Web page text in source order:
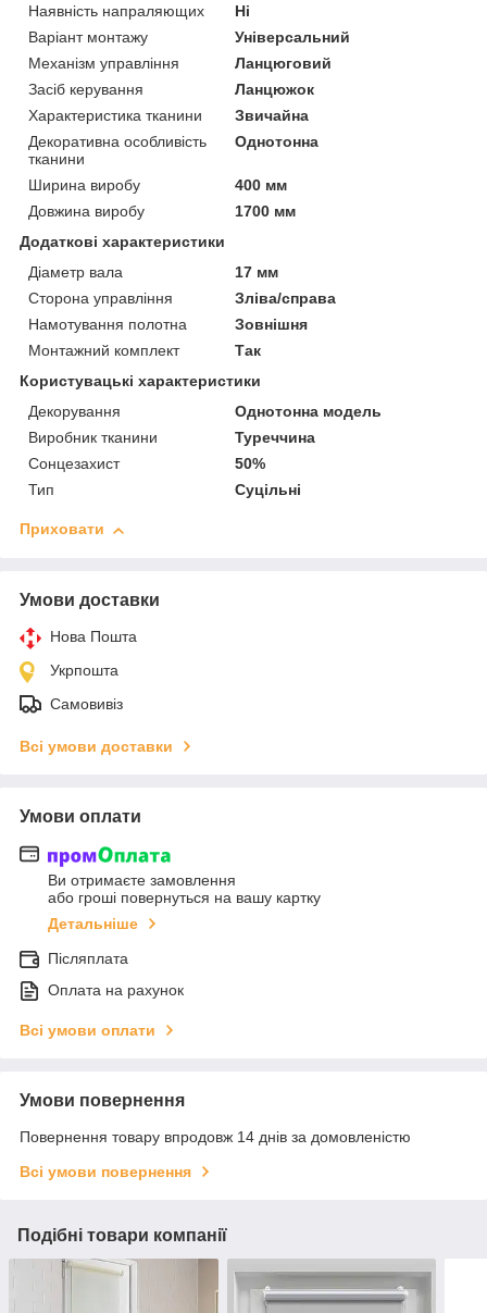
Наявність напраляющих
Ні
Варіант монтажу
Універсальний
Механізм управління
Ланцюговий
Засіб керування
Ланцюжок
Характеристика тканини
Звичайна
Декоративна особливість
тканини
Однотонна
Ширина виробу
400 мм
Довжина виробу
1700 мм
Додаткові характеристики
Діаметр вала
17 мм
Сторона управління
Зліва/справа
Намотування полотна
Зовнішня
Монтажний комплект
Так
Користувацькі характеристики
Декорування
Однотонна модель
Виробник тканини
Туреччина
Сонцезахист
50%
Тип
Суцільні
Приховати
Умови доставки
Нова Пошта
Укрпошта
Самовивіз
Всі умови доставки
Умови оплати
Ви отримаєте замовлення
або гроші повернуться на вашу картку
Детальніше
Післяплата
Оплата на рахунок
Всі умови оплати
Умови повернення
Повернення товару впродовж 14 днів за домовленістю
Всі умови повернення
Подібні товари компанії